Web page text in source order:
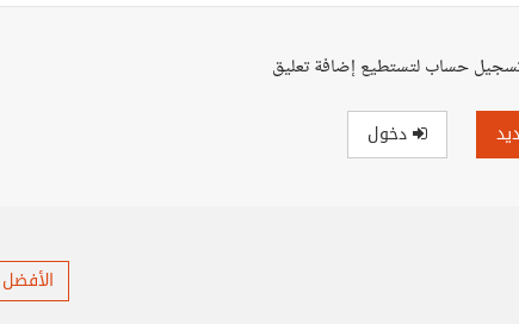
حساب لتستطيع إضافة تعليق
دخول
الأفضل